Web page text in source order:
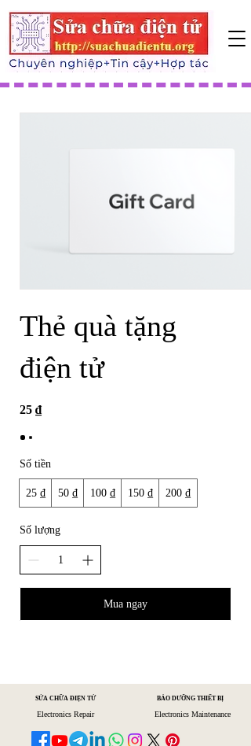
Thẻ quà tặng
điện tử
25 ₫
Số tiền
25 ₫ 50 ₫ 100 ₫ 150 ₫ 200 ₫
Số lượng
Mua ngay
SỬA CHỮA ĐIỆN TỬ
Electronics Repair
BẢO DƯỠNG THIẾT BỊ
Electronics Maintenance